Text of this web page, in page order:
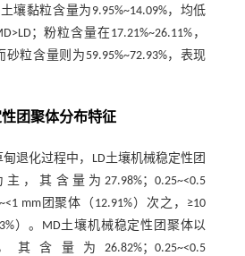
壤黏粒含量为9.95%~14.09%，均低
；粉粒含量在17.21%~26.11%，
砂粒含量则为59.95%~72.93%，表现
团聚体分布特征
退化过程中，LD土壤机械稳定性团
，其含量为27.98%；0.25~<0.5
mm团聚体（12.91%）次之，≥10
）。MD土壤机械稳定性团聚体以
含量为26.82%；0.25~<0.5